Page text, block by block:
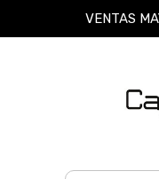
VENTAS